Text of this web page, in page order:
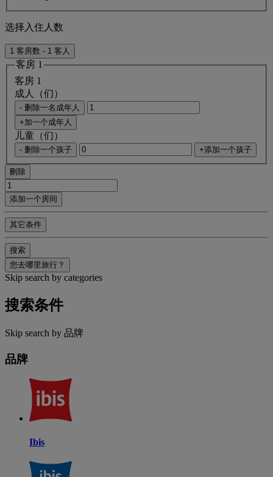
选择入住人数
1 客房数 - 1 客人
客房 1
客房 1
成人（们）
- 删除一名成年人
+加一个成年人
儿童（们）
- 删除一个孩子 +添加一个孩子
刪除
添加一个房间
其它条件
搜索
您去哪里旅行？
Skip search by categories
搜索条件
Skip search by 品牌
品牌
Ibis